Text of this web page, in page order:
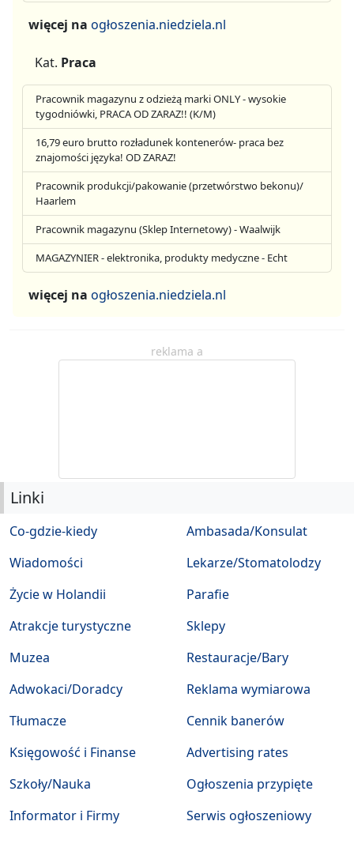
więcej na ogłoszenia.niedziela.nl
Kat. Praca
Pracownik magazynu z odzieżą marki ONLY - wysokie
tygodniówki, PRACA OD ZARAZ!! (K/M)
16,79 euro brutto rozładunek kontenerów- praca bez
znajomości języka! OD ZARAZ!
Pracownik produkcji/pakowanie (przetwórstwo bekonu)/
Haarlem
Pracownik magazynu (Sklep Internetowy) - Waalwijk
MAGAZYNIER - elektronika, produkty medyczne - Echt
więcej na ogłoszenia.niedziela.nl
reklama a
Linki
Co-gdzie-kiedy
Wiadomości
Życie w Holandii
Atrakcje turystyczne
Muzea
Ambasada/Konsulat
Lekarze/Stomatolodzy
Parafie
Sklepy
Restauracje/Bary
Adwokaci/Doradcy
Tłumacze
Księgowość i Finanse
Szkoły/Nauka
Informator i Firmy
Reklama wymiarowa
Cennik banerów
Advertising rates
Ogłoszenia przypięte
Serwis ogłoszeniowy